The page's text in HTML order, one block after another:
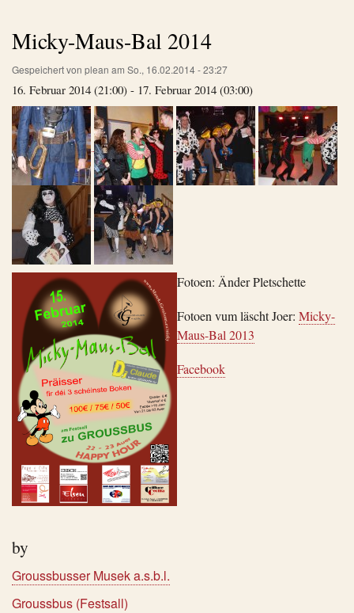
Micky-Maus-Bal 2014
Gespeichert von plean am So., 16.02.2014 - 23:27
16. Februar 2014 (21:00) - 17. Februar 2014 (03:00)
by
Groussbusser Musek a.s.b.l.
Groussbus (Festsall)
Fotoen: Änder Pletschette
Fotoen vum läscht Joer: Micky-
Maus-Bal 2013
Facebook